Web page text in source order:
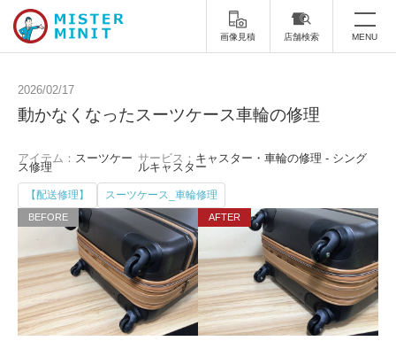
画像見積 店舗検索 MENU
ミスターミニットについて
修理サービス・料金
スーツケース修理 靴修理
スニーカー修理
カバンの修理 時計修理・電池交換
傘修理 合鍵の作製
2026/02/17
動かなくなったスーツケース車輪の修理
アイテム： スーツケー
ス修理
サービス： キャスター・車輪の修理 - シング
ルキャスター
【配送修理】 スーツケース_車輪修理